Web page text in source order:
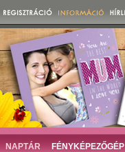
NAPTÁR FÉNYKÉPEZŐGÉP